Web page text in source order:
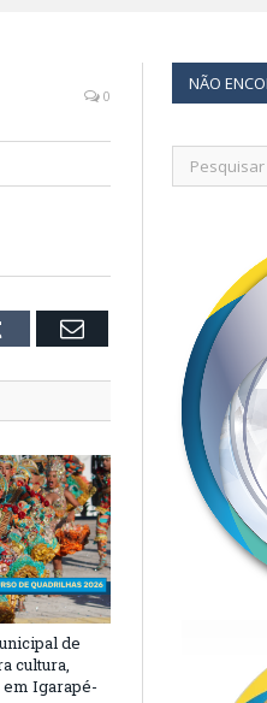
0
Tumblr Email
de
cultura,
Igarapé-
NÃO